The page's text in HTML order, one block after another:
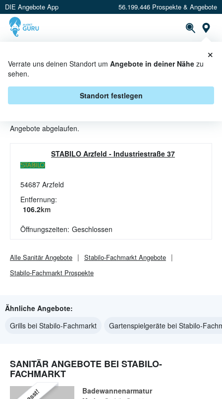
DIE Angebote App 56.199.446 Prospekte & Angebote
Verrate uns deinen Standort um Angebote in deiner Nähe zu
sehen.
Standort festlegen
×
SANITÄR ANGEBOTE & AKTIONEN
BEI STABILO-FACHMARKT
Angebote abgelaufen.
STABILO Arzfeld - Industriestraße 37
54687 Arzfeld
Entfernung:
106.2km
Öffnungszeiten: Geschlossen
Alle SanitärAngebote Stabilo-Fachmarkt Angebote
Stabilo-Fachmarkt Prospekte
Ähnliche Angebote:
Grills bei Stabilo-Fachmarkt
Gartenspielgeräte bei Stabilo-
SANITÄR ANGEBOTE BEI STABILO-
FACHMARKT
Badewannenarmatur